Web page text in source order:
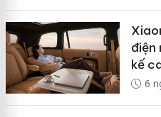
điện
kế
6